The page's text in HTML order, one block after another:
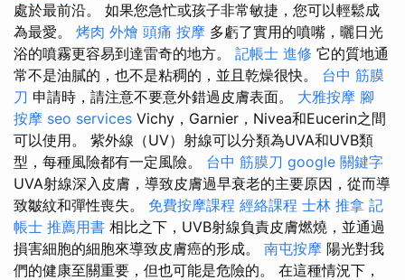
處於最前沿。 如果您急忙或孩子非常敏捷，您可以輕鬆成
為最愛。 烤肉 外燴 頭痛 按摩 多虧了實用的噴嘴，曬日光
浴的噴霧更容易到達雷奇的地方。 記帳士 進修 它的質地通
常不是油膩的，也不是粘稠的，並且乾燥很快。 台中 筋膜
刀 申請時，請注意不要意外錯過皮膚表面。 大雅按摩 腳
按摩 seo services Vichy，Garnier，Nivea和Eucerin之間
可以使用。 紫外線（UV）射線可以分類為UVA和UVB類
型，每種風險都有一定風險。 台中 筋膜刀 google 關鍵字
UVA射線深入皮膚，導致皮膚過早衰老的主要原因，從而導
致皺紋和彈性喪失。 免費按摩課程 經絡課程 士林 推拿 記
帳士 推薦用書 相比之下，UVB射線負責皮膚燃燒，並通過
損害細胞的細胞來導致皮膚癌的形成。 南屯按摩 陽光對我
們的健康至關重要，但也可能是危險的。 在這種情況下，